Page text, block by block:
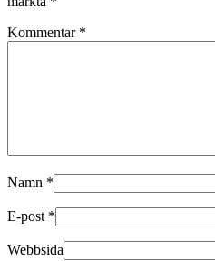
Kommentar *
Namn *
E-post *
Webbsida